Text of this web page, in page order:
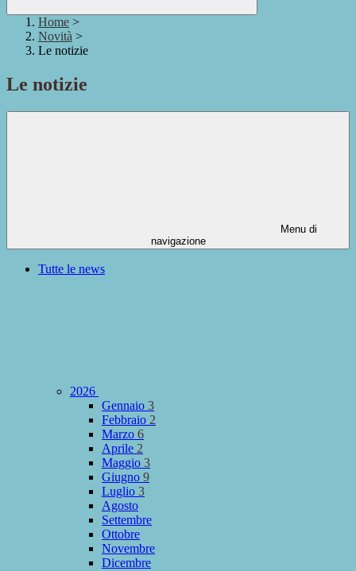
Home >
Novità >
Le notizie
Le notizie
Menu di
navigazione
Tutte le news
2026
Gennaio 3
Febbraio 2
Marzo 6
Aprile 2
Maggio 3
Giugno 9
Luglio 3
Agosto
Settembre
Ottobre
Novembre
Dicembre